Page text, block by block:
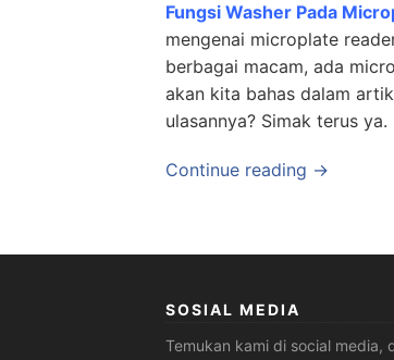
Fungsi Washer Pada
mengenai microplate
berbagai macam, ada
akan kita bahas dalam
ulasannya? Simak terus ya.
Continue reading →
SOSIAL MEDIA
Temukan kami di social media,